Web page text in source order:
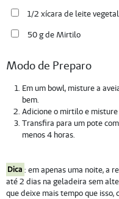
1/2 xícara de leite vegetal
50 g de Mirtilo
Modo de Preparo
Em um bowl, misture a
bem.
Adicione o mirtilo e misture
Transfira para um pote
menos 4 horas.
Dica : em apenas uma noite, a
até 2 dias na geladeira sem
que deixe mais tempo que isso,